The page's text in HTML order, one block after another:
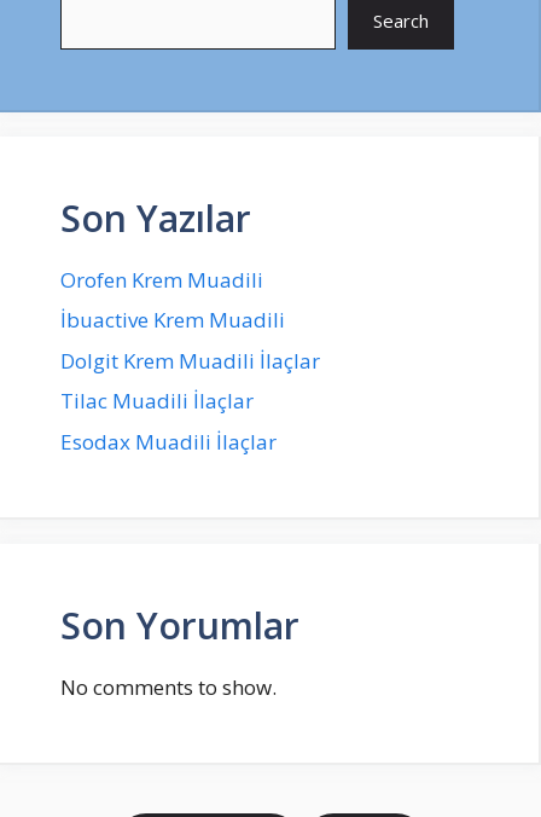
Search
Son Yazılar
Orofen Krem Muadili
İbuactive Krem Muadili
Dolgit Krem Muadili İlaçlar
Tilac Muadili İlaçlar
Esodax Muadili İlaçlar
Son Yorumlar
No comments to show.